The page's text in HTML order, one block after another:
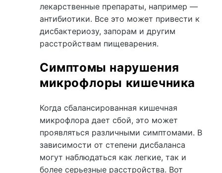
лекарственные препараты, например —
антибиотики. Все это может привести к
дисбактериозу, запорам и другим
расстройствам пищеварения.
Симптомы нарушения
микрофлоры кишечника
Когда сбалансированная кишечная
микрофлора дает сбой, это может
проявляться различными симптомами. В
зависимости от степени дисбаланса
могут наблюдаться как легкие, так и
более серьезные расстройства. Вот